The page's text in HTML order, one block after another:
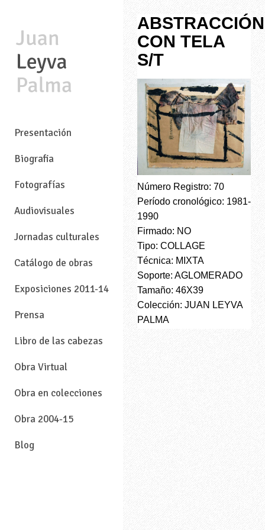
Presentación
Biografia
Fotografías
Audiovisuales
Jornadas culturales
Catálogo de obras
Exposiciones 2011-14
Prensa
Libro de las cabezas
Obra Virtual
Obra en colecciones
Obra 2004-15
Blog
ABSTRACCIÓN
CON TELA
S/T
Número Registro: 70
Período cronológico: 1981-
1990
Firmado: NO
Tipo: COLLAGE
Técnica: MIXTA
Soporte: AGLOMERADO
Tamaño: 46X39
Colección: JUAN LEYVA
PALMA